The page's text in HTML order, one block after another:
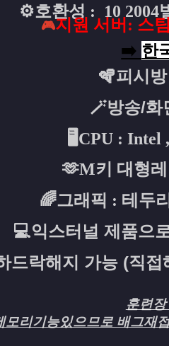
⚙️호환성 : 10 2004
🎮지원 서버: 스
➡️ 한
🪇피시
🪄방송/화
🖥️ CPU : Intel
🫶M키 대형
🌈그래픽 : 테두
💻익스터널 제품으
드락해지 가능 (직
훈련
모리기능있으므로 배그재